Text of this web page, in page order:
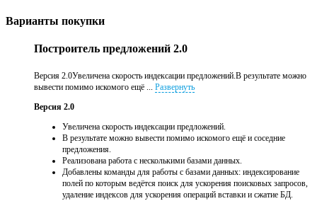
Варианты покупки
Построитель предложений 2.0
Версия 2.0Увеличена скорость индексации предложений.В результате можно
вывести помимо искомого ещё ... Развернуть
Версия 2.0
Увеличена скорость индексации предложений.
В результате можно вывести помимо искомого ещё и соседние
предложения.
Реализована работа с несколькими базами данных.
Добавлены команды для работы с базами данных: индексирование
полей по которым ведётся поиск для ускорения поисковых запросов,
удаление индексов для ускорения операций вставки и сжатие БД.